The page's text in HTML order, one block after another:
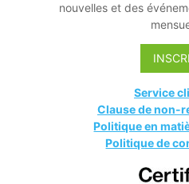
nouvelles et des
Service
Clause de non-
Politique en
Politique de